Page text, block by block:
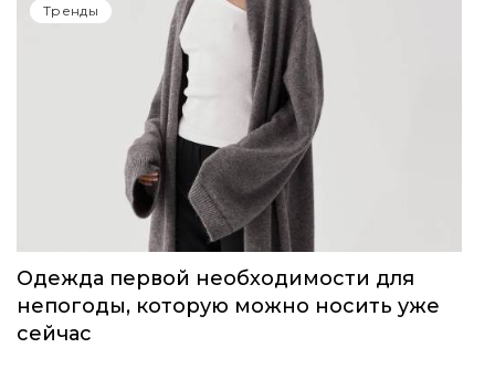
Тренды
Одежда первой необходимости для
непогоды, которую можно носить уже
сейчас